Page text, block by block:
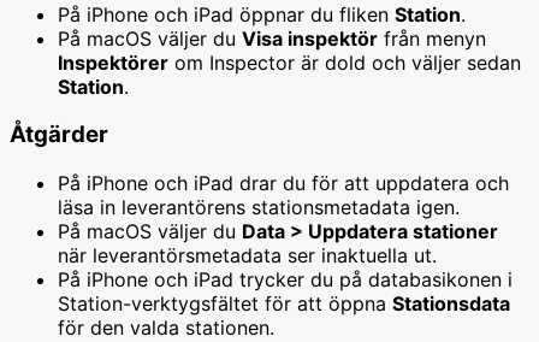
På iPhone och iPad öppnar du fliken Station.
På macOS väljer du Visa inspektör från menyn
Inspektörer om Inspector är dold och väljer sedan
Station.
Åtgärder
På iPhone och iPad drar du för att uppdatera och
läsa in leverantörens stationsmetadata igen.
På macOS väljer du Data > Uppdatera stationer
när leverantörsmetadata ser inaktuella ut.
På iPhone och iPad trycker du på databasikonen i
Station-verktygsfältet för att öppna Stationsdata
för den valda stationen.